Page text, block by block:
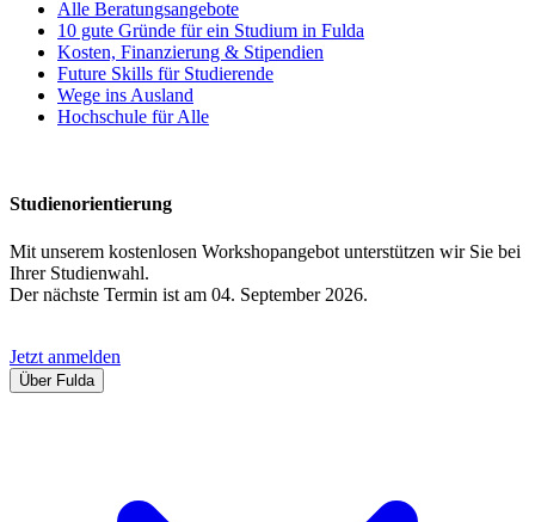
Alle Beratungsangebote
10 gute Gründe für ein Studium in Fulda
Kosten, Finanzierung & Stipendien
Future Skills für Studierende
Wege ins Ausland
Hochschule für Alle
Studienorientierung
Mit unserem kostenlosen Workshopangebot unterstützen wir Sie bei
Ihrer Studienwahl.
Der nächste Termin ist am 04. September 2026.
Jetzt anmelden
Über Fulda